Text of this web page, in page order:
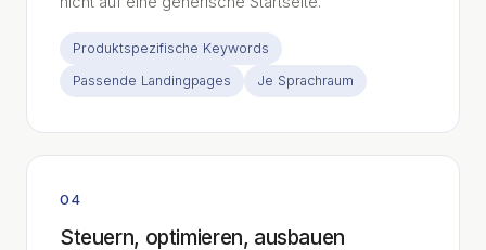
Produktspezifische Keywords
Passende Landingpages
Je Sprachraum
04
Steuern, optimieren, ausbauen